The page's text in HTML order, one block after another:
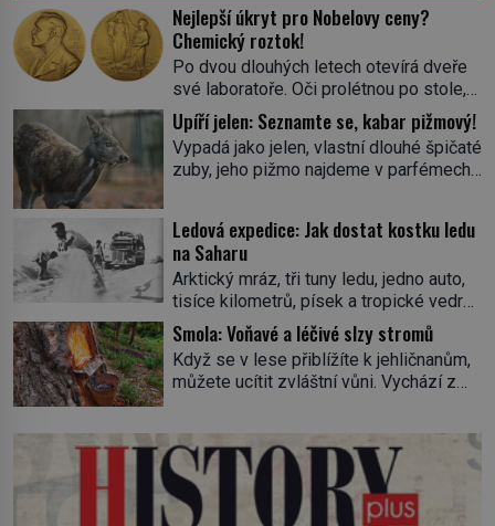
Nejlepší úkryt pro Nobelovy ceny?
Chemický roztok!
Po dvou dlouhých letech otevírá dveře
své laboratoře. Oči prolétnou po stole,
aby pak ulpěly na regálu, kde se nachází
všemožné látky. Hledá žluto-oranžovou
tekutinu, jakmile ji zahlédne, nesmírně
se mu uleví. Teď může svůj plán
skrývá směs s názvem lučavka
královská. Svůj přídomek nemá pro nic
za nic, […]
Upíří jelen: Seznamte se, kabar pižmový!
Vypadá jako jelen, vlastní dlouhé špičaté
zuby, jeho pižmo najdeme v parfémech
jediného zástupce zvířecí říše – kabara
pižmového. V Evropě ho jako první
popíše švédský botanik Carl Linné
(1707–1778), jenže v Asii o něm ví už
celá staletí. Zvíře připomíná jelena,
v kohoutku dosahuje […]
Ledová expedice: Jak dostat kostku ledu
na Saharu
Arktický mráz, tři tuny ledu, jedno auto,
tisíce kilometrů, písek a tropické vedro.
To je ve zkratce zdánlivě nesplnitelná
výzva, která se promění v úžasné
dobrodružství a důkaz, že nic není
nemožné. Vše začíná na podzim 1958
neobvyklou výzvou. Tomu, kdo dokáže
dopravit ze severního polárního kruhu
na […]
Smola: Voňavé a léčivé slzy stromů
Když se v lese přiblížíte k jehličnanům,
můžete ucítit zvláštní vůni. Vychází z
právě v ní je síla stromu. Smola také
patří k nejstarším surovinám, s nimiž
lidstvo pracovalo. Chrání strom před
infekcí, hmyzem a vysycháním. Dá se